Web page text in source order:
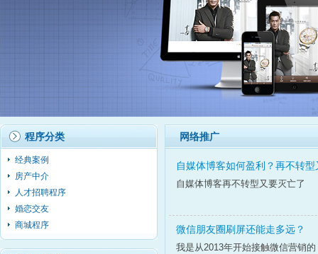
程序分类
经典案例
房产中介
人才招聘程序
婚恋交友
商城程序
网络推广
自媒体博客如何盈利？再不转
自媒体博客再不转型又要灭亡了
微信朋友圈刷屏还能走多远？
我是从2013年开始接触微信营销